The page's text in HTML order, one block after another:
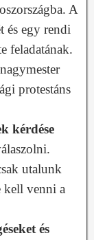
A
és egy rendi
feladatának.
protestáns
kérdése
utalunk
kell venni a
és